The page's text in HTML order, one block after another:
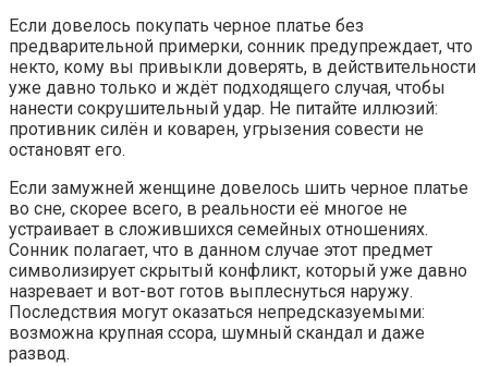
Если довелось покупать черное платье без
предварительной примерки, сонник предупреждает, что
некто, кому вы привыкли доверять, в действительности
уже давно только и ждёт подходящего случая, чтобы
нанести сокрушительный удар. Не питайте иллюзий:
противник силён и коварен, угрызения совести не
остановят его.
Если замужней женщине довелось шить черное платье
во сне, скорее всего, в реальности её многое не
устраивает в сложившихся семейных отношениях.
Сонник полагает, что в данном случае этот предмет
символизирует скрытый конфликт, который уже давно
назревает и вот-вот готов выплеснуться наружу.
Последствия могут оказаться непредсказуемыми:
возможна крупная ссора, шумный скандал и даже
развод.